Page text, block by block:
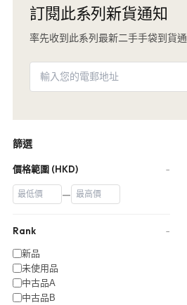
訂閱此系列新貨通知
率先收到此系列最新二手手袋到貨通
篩選
價格範圍 (HKD) −
—
Rank −
新品
未使用品
中古品A
中古品B